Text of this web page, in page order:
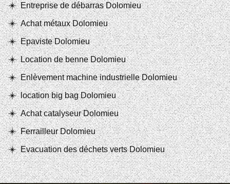
Entreprise de débarras Dolomieu
Achat métaux Dolomieu
Epaviste Dolomieu
Location de benne Dolomieu
Enlèvement machine industrielle Dolomieu
location big bag Dolomieu
Achat catalyseur Dolomieu
Ferrailleur Dolomieu
Evacuation des déchets verts Dolomieu